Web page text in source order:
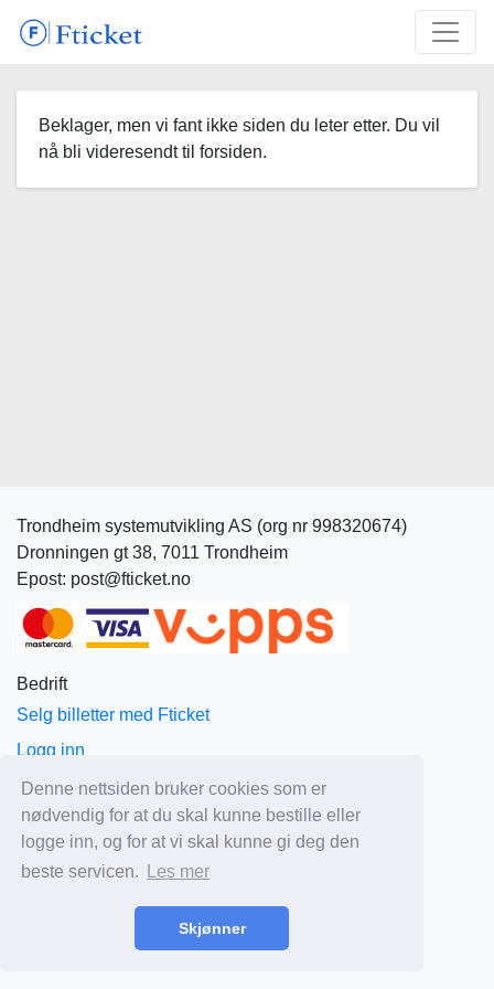
Denne nettsiden bruker cookies som er
nødvendig for at du skal kunne bestille eller
logge inn, og for at vi skal kunne gi deg den
beste servicen.
Les mer
Skjønner
Beklager, men vi fant ikke siden du leter etter. Du vil
nå bli videresendt til forsiden.
Trondheim systemutvikling AS (org nr 998320674)
Dronningen gt 38, 7011 Trondheim
Epost: post@fticket.no
Bedrift
Selg billetter med Fticket
Logg inn
Om Fticket
Aktuelt
Priser